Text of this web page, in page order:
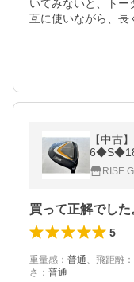
いてみないと、ト
互に使いながら、長
【中古
RISE
5
重量感 ： 普通、 飛距離 ：
さ ： 普通